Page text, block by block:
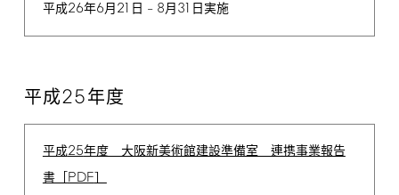
平成26年6月 21 日 – 8月 31 日実施
平成25年度
平成25年度 大阪新美術館建設準備室 連携事業報告
書［ PDF